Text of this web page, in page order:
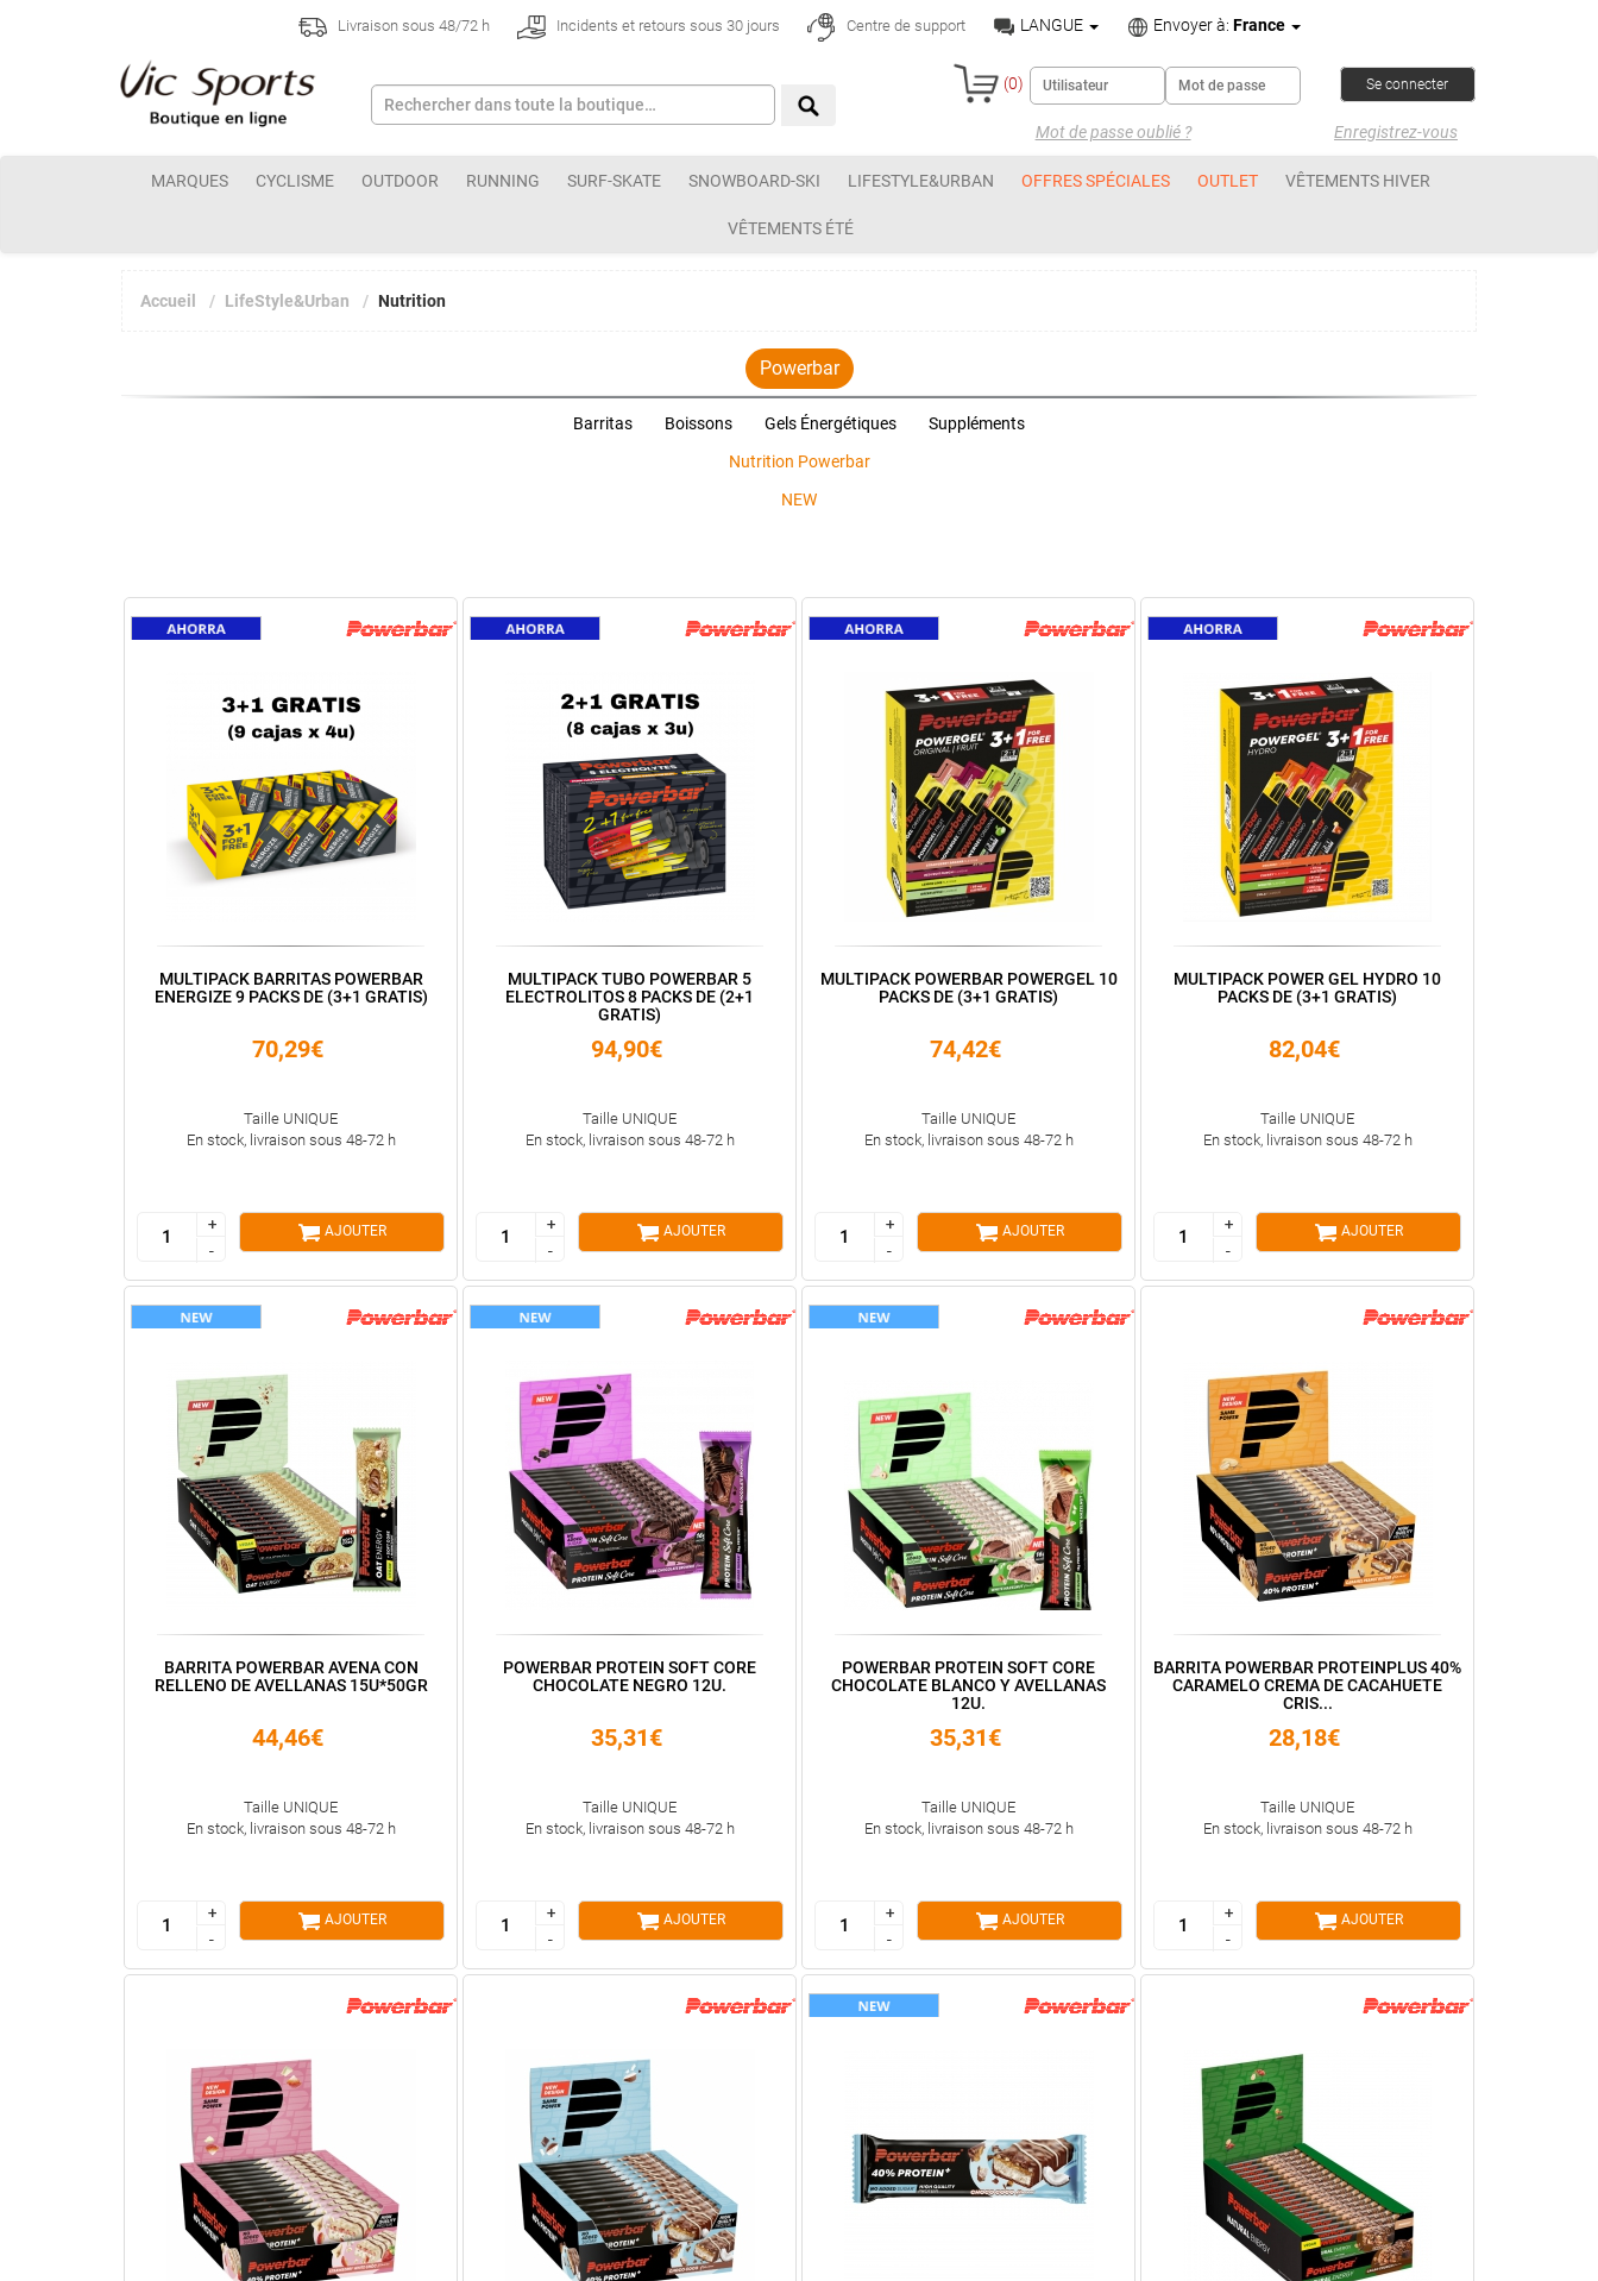
Livraison sous 48/72 h Incidents et retours sous 30 jours Centre de support LANGUE Envoyer à: France
(0)
Mot de passe oublié ? Enregistrez-vous
MARQUES CYCLISME OUTDOOR RUNNING SURF-SKATE SNOWBOARD-SKI LIFESTYLE&URBAN OFFRES SPÉCIALES OUTLET VÊTEMENTS HIVER
VÊTEMENTS ÉTÉ
Accueil LifeStyle&Urban Nutrition
Powerbar
Barritas Boissons Gels Énergétiques
Suppléments
Nutrition Powerbar
NEW
MULTIPACK BARRITAS POWERBAR
ENERGIZE 9 PACKS DE (3+1 GRATIS)
70,29€
Taille UNIQUE
En stock, livraison sous 48-72 h
+
-
+
-
AJOUTER
MULTIPACK TUBO POWERBAR 5
ELECTROLITOS 8 PACKS DE (2+1
GRATIS)
94,90€
Taille UNIQUE
En stock, livraison sous 48-72 h
+
-
+
-
AJOUTER
MULTIPACK POWERBAR POWERGEL 10
PACKS DE (3+1 GRATIS)
74,42€
Taille UNIQUE
En stock, livraison sous 48-72 h
+
-
+
-
AJOUTER
MULTIPACK POWER GEL HYDRO 10
PACKS DE (3+1 GRATIS)
82,04€
Taille UNIQUE
En stock, livraison sous 48-72 h
+
-
+
-
AJOUTER
BARRITA POWERBAR AVENA CON
RELLENO DE AVELLANAS 15U*50GR
44,46€
Taille UNIQUE
En stock, livraison sous 48-72 h
+
-
+
-
AJOUTER
POWERBAR PROTEIN SOFT CORE
CHOCOLATE NEGRO 12U.
35,31€
Taille UNIQUE
En stock, livraison sous 48-72 h
+
-
+
-
AJOUTER
POWERBAR PROTEIN SOFT CORE
CHOCOLATE BLANCO Y AVELLANAS
12U.
35,31€
Taille UNIQUE
En stock, livraison sous 48-72 h
+
-
+
-
AJOUTER
BARRITA POWERBAR PROTEINPLUS 40%
CARAMELO CREMA DE CACAHUETE
CRIS...
28,18€
Taille UNIQUE
En stock, livraison sous 48-72 h
+
-
+
-
AJOUTER